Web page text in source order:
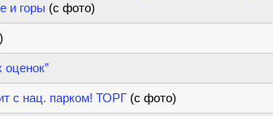
и горы (с фото)
с нац. парком! ТОРГ (с фото)